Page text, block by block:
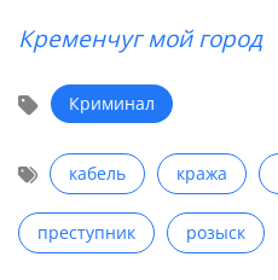
Кременчуг мой город
Криминал
кабель кража
преступник розыск